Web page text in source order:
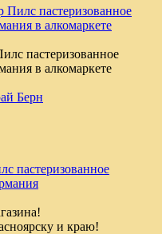
пастеризованное
в алкомаркете
Берн
пастеризованное
и краю!